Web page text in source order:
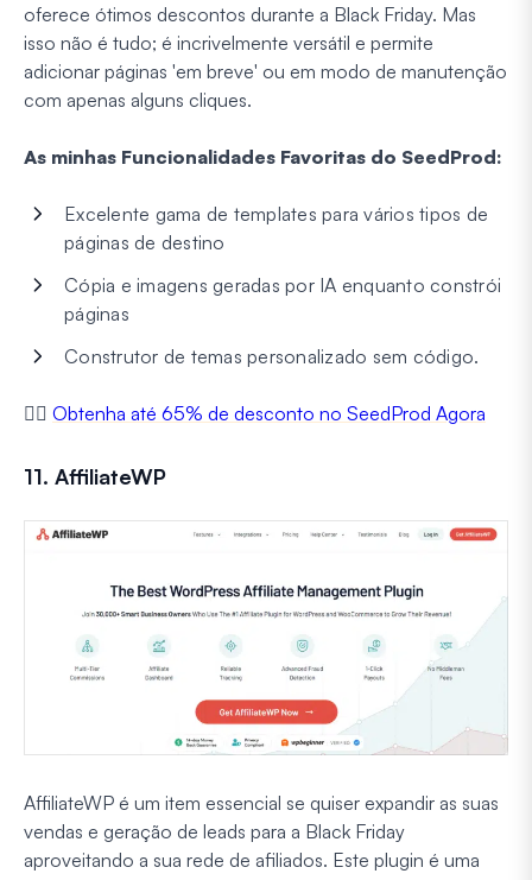
oferece ótimos descontos durante a Black Friday. Mas
isso não é tudo; é incrivelmente versátil e permite
adicionar páginas 'em breve' ou em modo de manutenção
com apenas alguns cliques.
As minhas Funcionalidades Favoritas do SeedProd:
Excelente gama de templates para vários tipos de
páginas de destino
Cópia e imagens geradas por IA enquanto constrói
páginas
Construtor de temas personalizado sem código.
👉🏼 Obtenha até 65% de desconto no SeedProd Agora
11. AffiliateWP
AffiliateWP é um item essencial se quiser expandir as suas
vendas e geração de leads para a Black Friday
aproveitando a sua rede de afiliados. Este plugin é uma